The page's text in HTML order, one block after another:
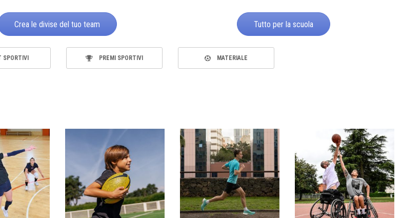
Crea le divise del tuo team Tutto per la scuola
SPORTIVI PREMI SPORTIVI MATERIALE